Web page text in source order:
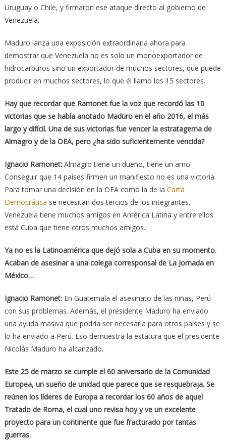
Uruguay o Chile, y firmaron ese ataque directo al gobierno de
Venezuela.
Maduro lanza una exposición extraordinaria ahora para
demostrar que Venezuela no es solo un monoexportador de
hidrocarburos sino un exportador de muchos sectores, que puede
producir en muchos sectores, lo que él llamo los 15 sectores.
Hay que recordar que Ramonet fue la voz que recordó las 10
victorias que se había anotado Maduro en el año 2016, el más
largo y difícil. Una de sus victorias fue vencer la estratagema de
Almagro y de la OEA, pero ¿ha sido suficientemente vencida?
Ignacio Ramonet: Almagro tiene un dueño, tiene un amo.
Conseguir que 14 países firmen un manifiesto no es una victoria.
Para tomar una decisión en la OEA como la de la Carta
Democrática se necesitan dos tercios de los integrantes.
Venezuela tiene muchos amigos en América Latina y entre ellos
está Cuba que tiene otros muchos amigos.
Ya no es la Latinoamérica que dejó sola a Cuba en su momento.
Acaban de asesinar a una colega corresponsal de La Jornada en
México…
Ignacio Ramonet: En Guatemala el asesinato de las niñas, Perú
con sus problemas. Además, el presidente Maduro ha enviado
una ayuda masiva que podría ser necesaria para otros países y se
lo ha enviado a Perú. Eso demuestra la estatura que el presidente
Nicolás Maduro ha alcanzado.
Este 25 de marzo se cumple el 60 aniversario de la Comunidad
Europea, un sueño de unidad que parece que se resquebraja. Se
reúnen los líderes de Europa a recordar los 60 años de aquel
Tratado de Roma, el cual uno revisa hoy y ve un excelente
proyecto para un continente que fue fracturado por tantas
guerras.